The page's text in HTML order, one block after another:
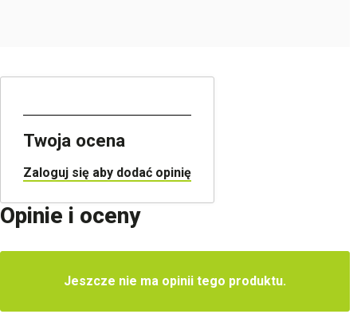
Twoja ocena
Zaloguj się aby dodać opinię
Opinie i oceny
Jeszcze nie ma opinii tego produktu.